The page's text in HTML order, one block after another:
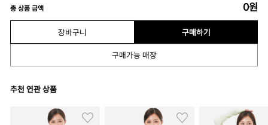
총 상품 금액 0원
장바구니 구매하기
구매가능 매장
추천 연관 상품